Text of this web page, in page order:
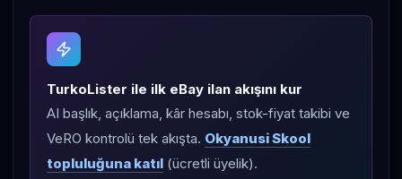
TurkoLister ile ilk eBay ilan akışını kur
AI başlık, açıklama, kâr hesabı, stok-fiyat takibi ve
VeRO kontrolü tek akışta. Okyanusi Skool
topluluğuna katıl (ücretli üyelik).